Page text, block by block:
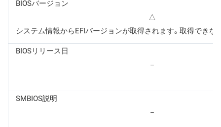
BIOSバージョン
△
システム情報からEFIバージョンが取得されます。取得できな
BIOSリリース日
－
SMBIOS説明
－